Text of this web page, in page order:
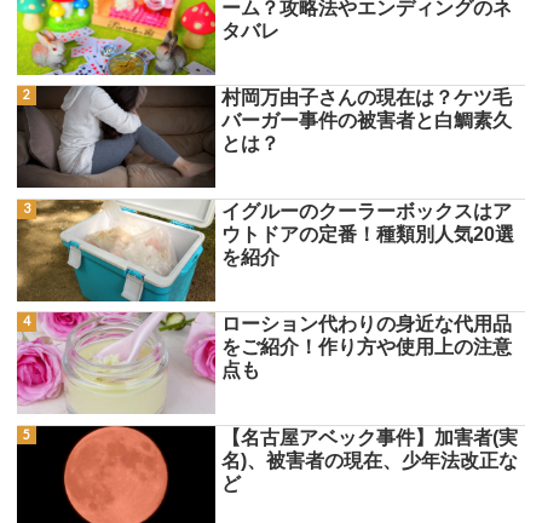
ーム？攻略法やエンディングのネ
タバレ
村岡万由子さんの現在は？ケツ毛
バーガー事件の被害者と白鯛素久
とは？
イグルーのクーラーボックスはア
ウトドアの定番！種類別人気20選
を紹介
ローション代わりの身近な代用品
をご紹介！作り方や使用上の注意
点も
【名古屋アベック事件】加害者(実
名)、被害者の現在、少年法改正な
ど